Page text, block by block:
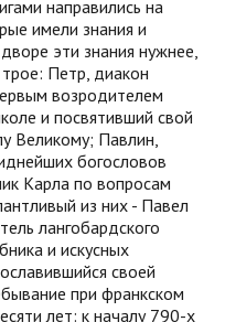
направились на
имели знания и
эти знания нужнее,
Петр, диакон
возродителем
и посвятивший свой
Великому; Павлин,
богословов
Карла по вопросам
из них - Павел
лангобардского
и искусных
своей
при франкском
лет: к началу 790-х